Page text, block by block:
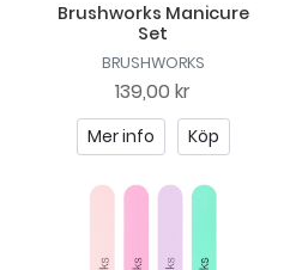
Brushworks Manicure
Set
BRUSHWORKS
139,00 kr
Mer info Köp